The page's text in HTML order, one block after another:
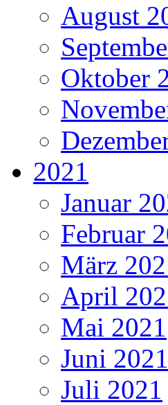
August
Oktober
2021
Januar
Februar
März
April
Mai 2021
Juni 2021
Juli 2021